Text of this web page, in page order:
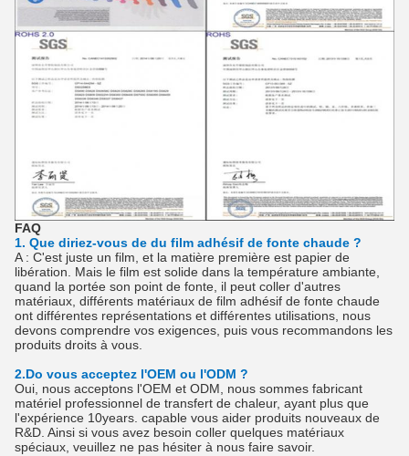
FAQ
1. Que diriez-vous de du film adhésif de fonte chaude ?
A : C'est juste un film, et la matière première est papier de
libération. Mais le film est solide dans la température ambiante,
quand la portée son point de fonte, il peut coller d'autres
matériaux, différents matériaux de film adhésif de fonte chaude
ont différentes représentations et différentes utilisations, nous
devons comprendre vos exigences, puis vous recommandons les
produits droits à vous.
2.Do vous acceptez l'OEM ou l'ODM ?
Oui, nous acceptons l'OEM et ODM, nous sommes fabricant
matériel professionnel de transfert de chaleur, ayant plus que
l'expérience 10years. capable vous aider produits nouveaux de
R&D. Ainsi si vous avez besoin coller quelques matériaux
spéciaux, veuillez ne pas hésiter à nous faire savoir.